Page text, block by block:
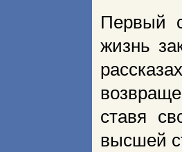
Первый
жизнь
ставя
высшей